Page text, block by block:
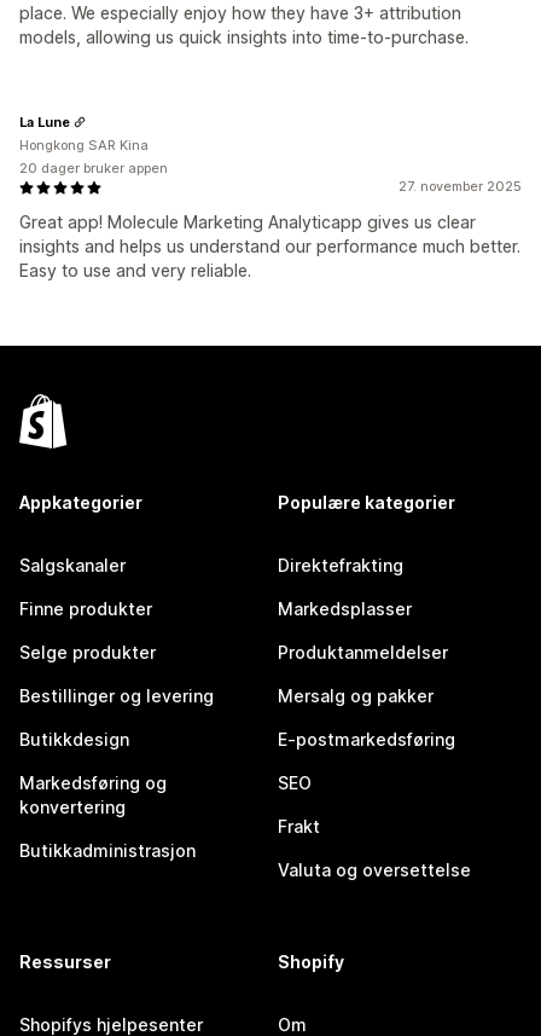
place. We especially enjoy how they have 3+ attribution
models, allowing us quick insights into time-to-purchase.
27. november 2025
Great app! Molecule Marketing Analyticapp gives us clear
insights and helps us understand our performance much better.
Easy to use and very reliable.
La Lune
Hongkong SAR Kina
20 dager bruker appen
Appkategorier
Salgskanaler
Finne produkter
Selge produkter
Bestillinger og levering
Butikkdesign
Markedsføring og
konvertering
Butikkadministrasjon
Populære kategorier
Direktefrakting
Markedsplasser
Produktanmeldelser
Mersalg og pakker
E-postmarkedsføring
SEO
Frakt
Valuta og oversettelse
Ressurser
Shopifys hjelpesenter
Shopify
Om